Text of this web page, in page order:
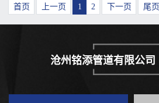
首页 上一页 1 2 下一页 尾页
沧州铭添管道有限公司